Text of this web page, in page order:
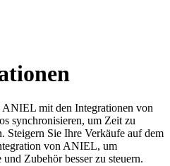
ANIEL mit den Integrationen von
synchronisieren, um Zeit zu
Steigern Sie Ihre Verkäufe auf dem
von ANIEL, um
Zubehör besser zu steuern.